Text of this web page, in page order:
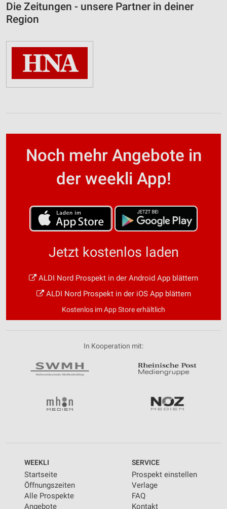
Die Zeitungen - unsere Partner in deiner
Region
Noch mehr Angebote in
der weekli App!
Jetzt kostenlos laden
ALDI Nord Prospekt in der Android App blättern
ALDI Nord Prospekt in der iOS App blättern
Kostenlos im App Store erhältlich
In Kooperation mit:
WEEKLI
Startseite
Öffnungszeiten
Alle Prospekte
Angebote
SERVICE
Prospekt einstellen
Verlage
FAQ
Kontakt